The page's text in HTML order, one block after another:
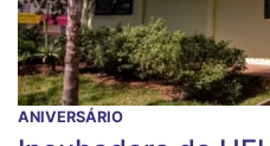
ANIVERSÁRIO